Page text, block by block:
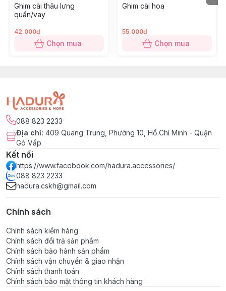
Ghim cài thâu lưng
quần/vay
42.000đ
Chọn mua
Ghim cài hoa
55.000đ
Chọn mua
088 823 2233
Địa chỉ: 409 Quang Trung, Phường 10, Hồ Chí Minh - Quận
Gò Vấp
Kết nối
https://www.facebook.com/hadura.accessories/
088 823 2233
hadura.cskh@gmail.com
Chính sách
Chính sách kiểm hàng
Chính sách đổi trả sản phẩm
Chính sách bảo hành sản phẩm
Chính sách vận chuyển & giao nhận
Chính sách thanh toán
Chính sách bảo mật thông tin khách hàng